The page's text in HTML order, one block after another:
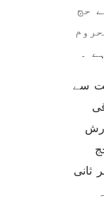
حج
۔
سے
ثانی